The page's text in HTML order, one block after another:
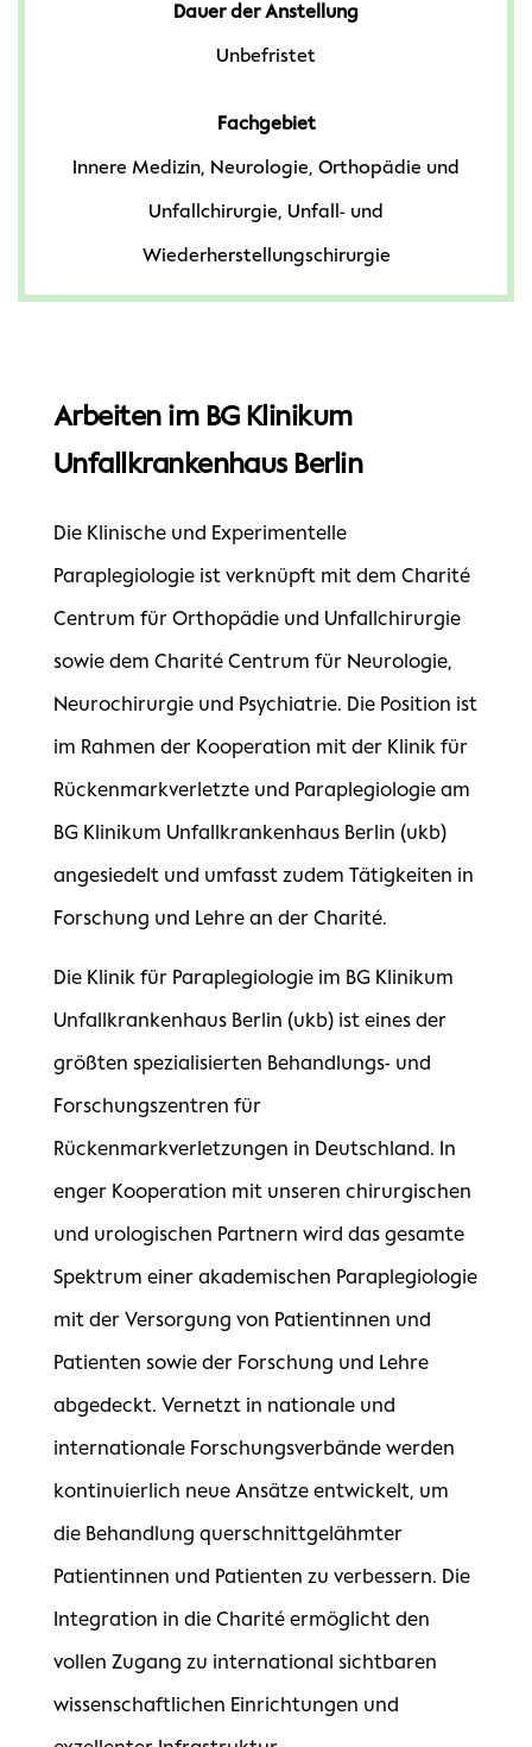
Dauer der Anstellung
Unbefristet
Fachgebiet
Innere Medizin, Neurologie, Orthopädie und
Unfallchirurgie, Unfall- und
Wiederherstellungschirurgie
Arbeiten im BG Klinikum
Unfallkrankenhaus Berlin
Die Klinische und Experimentelle
Paraplegiologie ist verknüpft mit dem Charité
Centrum für Orthopädie und Unfallchirurgie
sowie dem Charité Centrum für Neurologie,
Neurochirurgie und Psychiatrie. Die Position ist
im Rahmen der Kooperation mit der Klinik für
Rückenmarkverletzte und Paraplegiologie am
BG Klinikum Unfallkrankenhaus Berlin (ukb)
angesiedelt und umfasst zudem Tätigkeiten in
Forschung und Lehre an der Charité.
Die Klinik für Paraplegiologie im BG Klinikum
Unfallkrankenhaus Berlin (ukb) ist eines der
größten spezialisierten Behandlungs- und
Forschungszentren für
Rückenmarkverletzungen in Deutschland. In
enger Kooperation mit unseren chirurgischen
und urologischen Partnern wird das gesamte
Spektrum einer akademischen Paraplegiologie
mit der Versorgung von Patientinnen und
Patienten sowie der Forschung und Lehre
abgedeckt. Vernetzt in nationale und
internationale Forschungsverbände werden
kontinuierlich neue Ansätze entwickelt, um
die Behandlung querschnittgelähmter
Patientinnen und Patienten zu verbessern. Die
Integration in die Charité ermöglicht den
vollen Zugang zu international sichtbaren
wissenschaftlichen Einrichtungen und